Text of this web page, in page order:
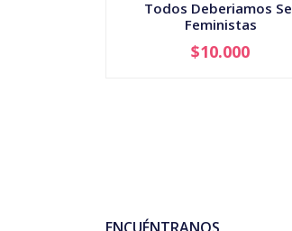
Todos Deberiamos
Feministas
+
$10.000